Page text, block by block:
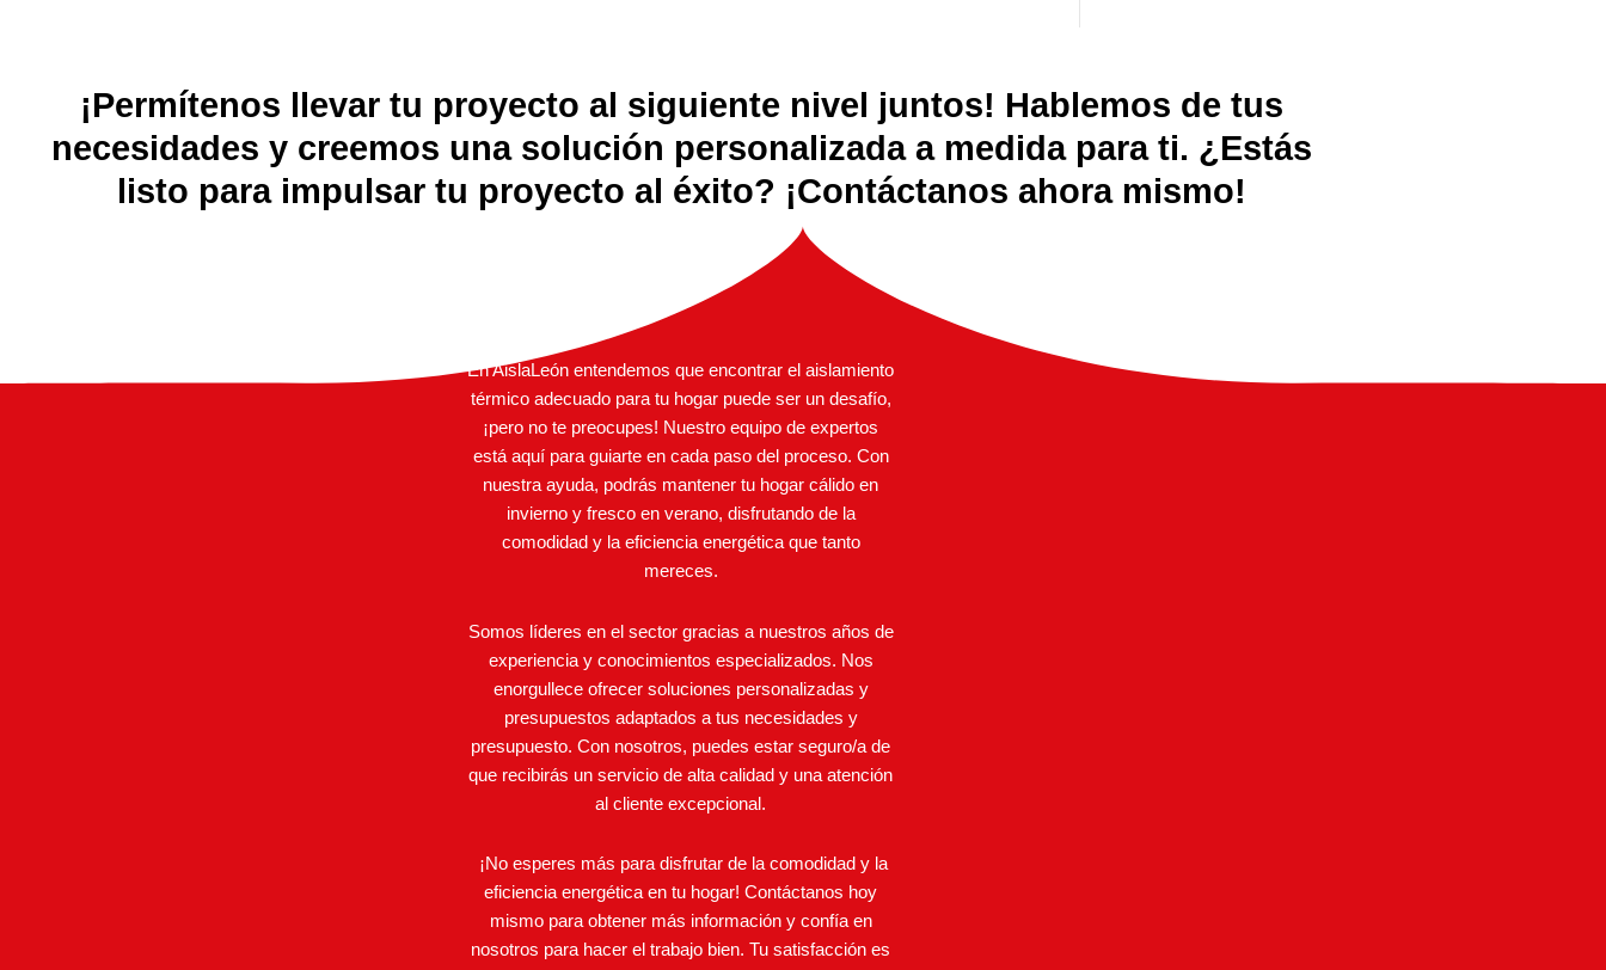
¡Permítenos llevar tu proyecto al siguiente nivel juntos! Hablemos de tus
necesidades y creemos una solución personalizada a medida para ti. ¿Estás
listo para impulsar tu proyecto al éxito? ¡Contáctanos ahora mismo!
En AislaLeón entendemos que encontrar el aislamiento
térmico adecuado para tu hogar puede ser un desafío,
¡pero no te preocupes! Nuestro equipo de expertos
está aquí para guiarte en cada paso del proceso. Con
nuestra ayuda, podrás mantener tu hogar cálido en
invierno y fresco en verano, disfrutando de la
comodidad y la eficiencia energética que tanto
mereces.
Somos líderes en el sector gracias a nuestros años de
experiencia y conocimientos especializados. Nos
enorgullece ofrecer soluciones personalizadas y
presupuestos adaptados a tus necesidades y
presupuesto. Con nosotros, puedes estar seguro/a de
que recibirás un servicio de alta calidad y una atención
al cliente excepcional.
¡No esperes más para disfrutar de la comodidad y la
eficiencia energética en tu hogar! Contáctanos hoy
mismo para obtener más información y confía en
nosotros para hacer el trabajo bien. Tu satisfacción es